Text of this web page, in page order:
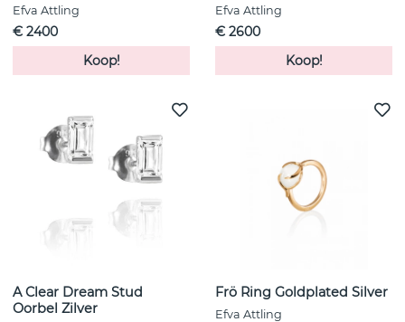
Efva Attling
€ 2400
Koop!
Efva Attling
€ 2600
Koop!
A Clear Dream Stud
Oorbel Zilver
Frö Ring Goldplated Silver
Efva Attling